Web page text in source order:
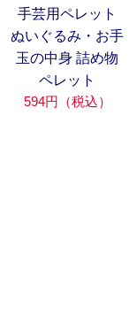
手芸用ペレット
ぬいぐるみ・お手
玉の中身 詰め物
ペレット
594円（税込）